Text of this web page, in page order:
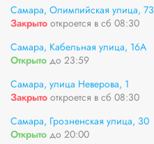
Самара, Олимпийская улица, 73
Закрыто откроется в сб 08:30
Самара, Кабельная улица, 16А
Открыто до 23:59
Самара, улица Неверова, 1
Закрыто откроется в сб 08:30
Самара, Грозненская улица, 30
Открыто до 20:00